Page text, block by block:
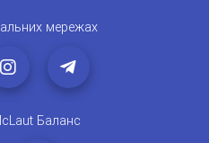
мережах
Баланс